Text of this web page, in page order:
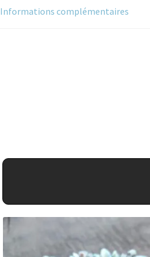
Informations complémentaires